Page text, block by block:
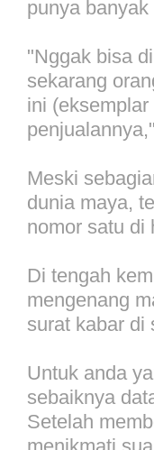
punya banyak
"Nggak bisa
sekarang
ini
Meski
dunia maya,
nomor satu di
Di tengah
mengenang
surat kabar di
Untuk anda
sebaiknya
Setelah